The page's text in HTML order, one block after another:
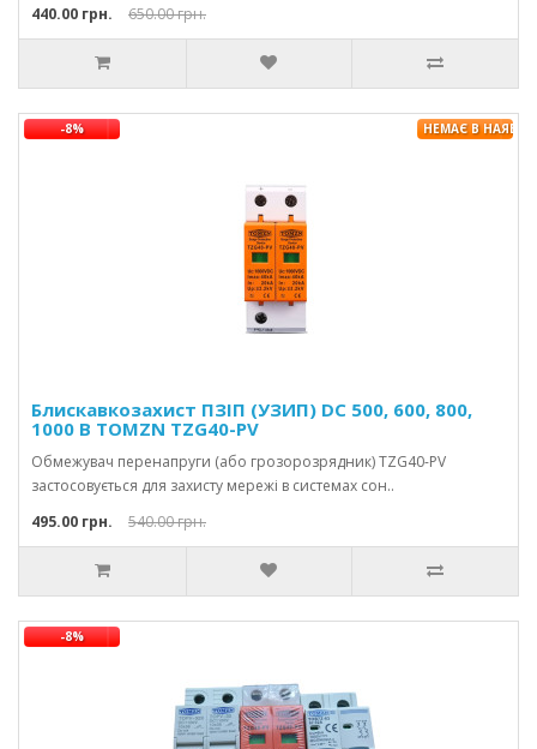
440.00 грн. 650.00 грн.
Блискавкозахист ПЗІП (УЗИП) DC 500, 600, 800,
1000 В TOMZN TZG40-PV
Обмежувач перенапруги (або грозорозрядник) TZG40-PV
застосовується для захисту мережі в системах сон..
-8% НЕМАЄ В
495.00 грн. 540.00 грн.
-8%